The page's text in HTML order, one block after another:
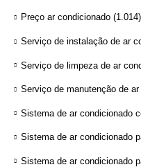
Preço ar condicionado (1.014)
Serviço de instalação de ar
Serviço de limpeza de ar
Serviço de manutenção de
Sistema de ar condicionado
Sistema de ar condicionado
Sistema de ar condicionado